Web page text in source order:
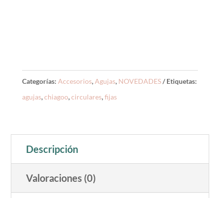
Categorías: Accesorios,Agujas, NOVEDADES
Etiquetas:
agujas,chiagoo,circulares,fijas
Descripción
Valoraciones (0)